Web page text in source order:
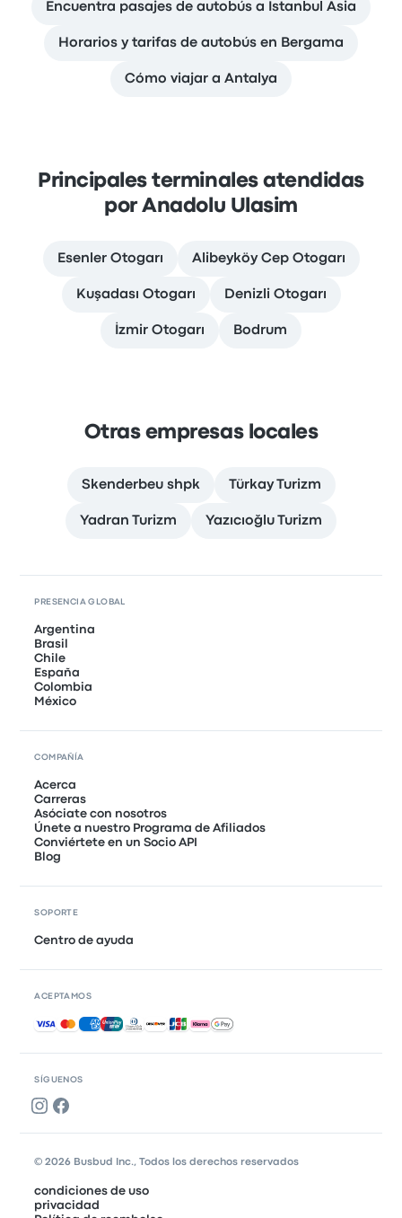
Encuentra pasajes de autobús a Istanbul Asia
Horarios y tarifas de autobús en Bergama
Cómo viajar a Antalya
Principales terminales atendidas
por Anadolu Ulasim
Esenler Otogarı Alibeyköy Cep Otogarı
Kuşadası Otogarı Denizli Otogarı
İzmir Otogarı Bodrum
Otras empresas locales
Skenderbeu shpk Türkay Turizm
Yadran Turizm Yazıcıoğlu Turizm
SÍGUENOS
PRESENCIA GLOBAL
Argentina
Brasil
Chile
España
Colombia
México
COMPAÑÍA
Acerca
Carreras
Asóciate con nosotros
Únete a nuestro Programa de Afiliados
Conviértete en un Socio API
Blog
SOPORTE
Centro de ayuda
ACEPTAMOS
Pagos aceptados
© 2026 Busbud Inc., Todos los derechos reservados
condiciones de uso
privacidad